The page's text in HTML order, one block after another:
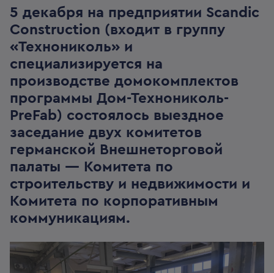
5 декабря на предприятии Scandic
Construction (входит в группу
«Технониколь» и
специализируется на
производстве домокомплектов
программы Дом-Технониколь-
PreFab) состоялось выездное
заседание двух комитетов
германской Внешнеторговой
палаты — Комитета по
строительству и недвижимости и
Комитета по корпоративным
коммуникациям.